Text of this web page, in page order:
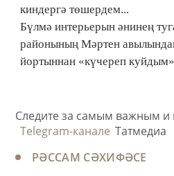
киндергә төшердем...
Бүлмә интерьерын әнинең
районының Мәртен
йортыннан «күчереп
Следите за самым важным и
Telegram-канале Татмедиа
РӘССАМ СӘХИФӘСЕ